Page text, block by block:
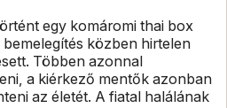
egy komáromi thai box
bemelegítés közben hirtelen
Többen azonnal
a kiérkező mentők azonban
az életét. A fiatal halálának